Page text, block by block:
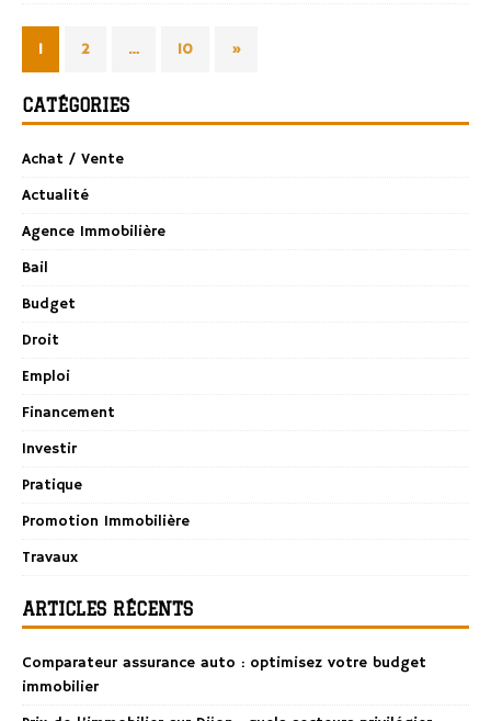
1 2 … 10 »
CATÉGORIES
Achat / Vente
Actualité
Agence Immobilière
Bail
Budget
Droit
Emploi
Financement
Investir
Pratique
Promotion Immobilière
Travaux
ARTICLES RÉCENTS
Comparateur assurance auto : optimisez votre budget
immobilier